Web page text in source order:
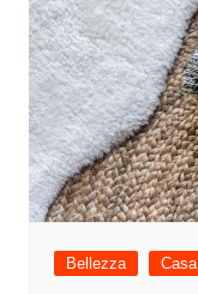
Bellezza Casa